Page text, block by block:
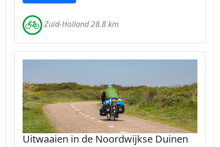
Zuid-Holland 28.8 km
Uitwaaien in de Noordwijkse Duinen